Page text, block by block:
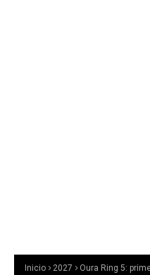
Inicio 2027
Oura Ring 5: